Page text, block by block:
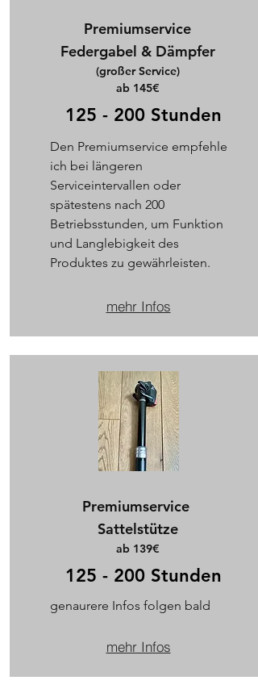
Premiumservice
Federgabel & Dämpfer
(großer Service)
ab 145€
125 - 200 Stunden
Den Premiumservice empfehle
ich bei längeren
Serviceintervallen oder
spätestens nach 200
Betriebsstunden, um Funktion
und Langlebigkeit des
Produktes zu gewährleisten.
mehr Infos
Premiumservice
Sattelstütze
ab 139€
125 - 200 Stunden
genaurere Infos folgen bald
mehr Infos